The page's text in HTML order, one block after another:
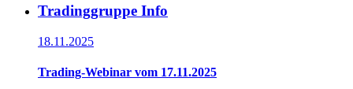
Tradinggruppe Info
18.11.2025
Trading-Webinar vom 17.11.2025